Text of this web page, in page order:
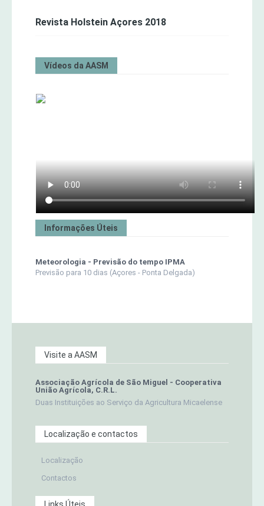
Revista Holstein Açores 2018
Vídeos da AASM
Informações Úteis
Meteorologia - Previsão do tempo IPMA
Previsão para 10 dias (Açores - Ponta Delgada)
Visite a AASM
Associação Agrícola de São Miguel - Cooperativa
União Agrícola, C.R.L.
Duas Instituições ao Serviço da Agricultura Micaelense
Localização e contactos
Localização
Contactos